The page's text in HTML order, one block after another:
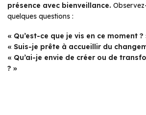
présence avec bienveillance.
quelques questions :
« Qu’est-ce que je vis en ce moment ?
« Suis-je prête à accueillir du
« Qu’ai-je envie de créer ou de
? »